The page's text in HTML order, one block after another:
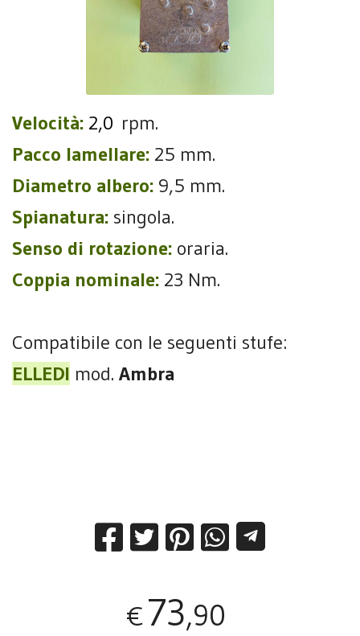
Velocità: 2,0 rpm.
Pacco lamellare: 25 mm.
Diametro albero: 9,5 mm.
Spianatura: singola.
Senso di rotazione: oraria.
Coppia nominale: 23 Nm.
Compatibile con le seguenti stufe:
ELLEDI mod.Ambra
€73,90